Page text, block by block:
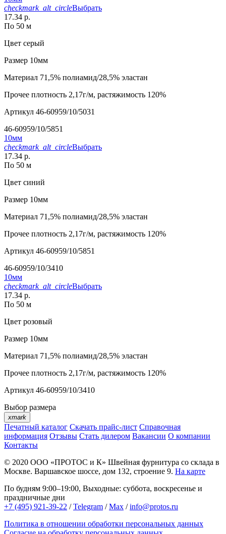
checkmark_alt_circleВыбрать
17.34 р.
По 50 м
Цвет серый
Размер 10мм
Материал 71,5% полиамид/28,5% эластан
Прочее плотность 2,17г/м, растяжимость 120%
Артикул 46-60959/10/5031
46-60959/10/5851
10мм
checkmark_alt_circleВыбрать
17.34 р.
По 50 м
Цвет синий
Размер 10мм
Материал 71,5% полиамид/28,5% эластан
Прочее плотность 2,17г/м, растяжимость 120%
Артикул 46-60959/10/5851
46-60959/10/3410
10мм
checkmark_alt_circleВыбрать
17.34 р.
По 50 м
Цвет розовый
Размер 10мм
Материал 71,5% полиамид/28,5% эластан
Прочее плотность 2,17г/м, растяжимость 120%
Артикул 46-60959/10/3410
Выбор размера
xmark
Печатный каталог Скачать прайс-лист Справочная
информация Отзывы Стать дилером Вакансии О компании
Контакты
© 2020 ООО «ПРОТОС и К» Швейная фурнитура со склада в
Москве. Варшавское шоссе, дом 132, строение 9. На карте
По будням 9:00–19:00, Выходные: суббота, воскресенье и
праздничные дни
+7 (495) 921-39-22 /Telegram /Max /info@protos.ru
Политика в отношении обработки персональных данных